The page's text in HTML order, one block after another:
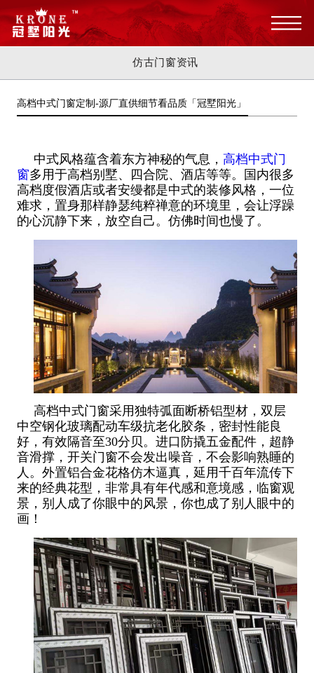
仿古门窗资讯
高档中式门窗定制-源厂直供细节看品质「冠墅阳光」
中式风格蕴含着东方神秘的气息， 高档中式门
窗多用于高档别墅、四合院、酒店等等。
国内很多
高档度假酒店或者安缦都是中式的装修风格，一位
难求，置身那样静瑟纯粹禅意的环境里，会让浮躁
的心沉静下来，放空自己。仿佛时间也慢了。
高档中式门窗采用独特弧面断桥铝型材，双层
中空钢化玻璃配动车级抗老化胶条，密封性能良
好，有效隔音至30分贝。进口防撬五金配件，超静
音滑撑，开关门窗不会发出噪音，不会影响熟睡的
人。外置铝合金花格仿木逼真，延用千百年流传下
来的经典花型，非常具有年代感和意境感，临窗观
景，别人成了你眼中的风景，你也成了别人眼中的
画！